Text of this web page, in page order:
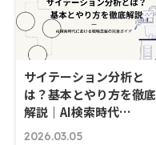
サイテーション分析と
は？基本とやり方を徹底
解説｜AI検索時代…
2026.03.05